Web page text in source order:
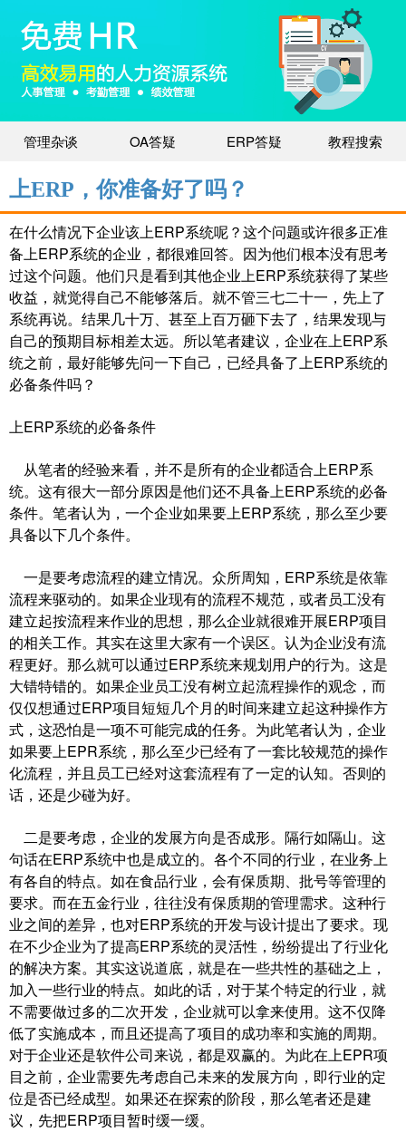
管理杂谈 OA答疑 ERP答疑 教程搜索
上ERP，你准备好了吗？
在什么情况下企业该上ERP系统呢？这个问题或许很多正准
备上ERP系统的企业，都很难回答。因为他们根本没有思考
过这个问题。他们只是看到其他企业上ERP系统获得了某些
收益，就觉得自己不能够落后。就不管三七二十一，先上了
系统再说。结果几十万、甚至上百万砸下去了，结果发现与
自己的预期目标相差太远。所以笔者建议，企业在上ERP系
统之前，最好能够先问一下自己，已经具备了上ERP系统的
必备条件吗？
上ERP系统的必备条件
从笔者的经验来看，并不是所有的企业都适合上ERP系
统。这有很大一部分原因是他们还不具备上ERP系统的必备
条件。笔者认为，一个企业如果要上ERP系统，那么至少要
具备以下几个条件。
一是要考虑流程的建立情况。众所周知，ERP系统是依靠
流程来驱动的。如果企业现有的流程不规范，或者员工没有
建立起按流程来作业的思想，那么企业就很难开展ERP项目
的相关工作。其实在这里大家有一个误区。认为企业没有流
程更好。那么就可以通过ERP系统来规划用户的行为。这是
大错特错的。如果企业员工没有树立起流程操作的观念，而
仅仅想通过ERP项目短短几个月的时间来建立起这种操作方
式，这恐怕是一项不可能完成的任务。为此笔者认为，企业
如果要上EPR系统，那么至少已经有了一套比较规范的操作
化流程，并且员工已经对这套流程有了一定的认知。否则的
话，还是少碰为好。
二是要考虑，企业的发展方向是否成形。隔行如隔山。这
句话在ERP系统中也是成立的。各个不同的行业，在业务上
有各自的特点。如在食品行业，会有保质期、批号等管理的
要求。而在五金行业，往往没有保质期的管理需求。这种行
业之间的差异，也对ERP系统的开发与设计提出了要求。现
在不少企业为了提高ERP系统的灵活性，纷纷提出了行业化
的解决方案。其实这说道底，就是在一些共性的基础之上，
加入一些行业的特点。如此的话，对于某个特定的行业，就
不需要做过多的二次开发，企业就可以拿来使用。这不仅降
低了实施成本，而且还提高了项目的成功率和实施的周期。
对于企业还是软件公司来说，都是双赢的。为此在上EPR项
目之前，企业需要先考虑自己未来的发展方向，即行业的定
位是否已经成型。如果还在探索的阶段，那么笔者还是建
议，先把ERP项目暂时缓一缓。